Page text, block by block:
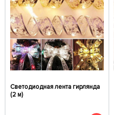
Светодиодная лента гирлянда
(2 м)